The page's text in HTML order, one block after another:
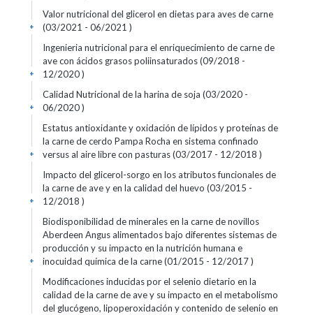
Valor nutricional del glicerol en dietas para aves de carne
(03/2021 - 06/2021 )
+
Ingenieria nutricional para el enriquecimiento de carne de
ave con ácidos grasos poliinsaturados (09/2018 -
12/2020 )
+
Calidad Nutricional de la harina de soja (03/2020 -
06/2020 )
+
Estatus antioxidante y oxidación de lípidos y proteínas de
la carne de cerdo Pampa Rocha en sistema confinado
versus al aire libre con pasturas (03/2017 - 12/2018 )
+
Impacto del glicerol-sorgo en los atributos funcionales de
la carne de ave y en la calidad del huevo (03/2015 -
12/2018 )
+
Biodisponibilidad de minerales en la carne de novillos
Aberdeen Angus alimentados bajo diferentes sistemas de
producción y su impacto en la nutrición humana e
inocuidad química de la carne (01/2015 - 12/2017 )
+
Modificaciones inducidas por el selenio dietario en la
calidad de la carne de ave y su impacto en el metabolismo
del glucógeno, lipoperoxidación y contenido de selenio en